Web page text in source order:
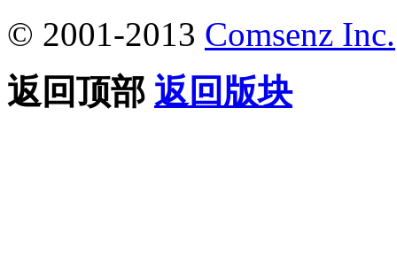
© 2001-2013 Comsenz Inc.
返回顶部 返回版块